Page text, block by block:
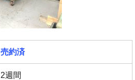
売約済
2週間